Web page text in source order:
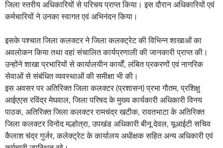
जिला स्तरीय अधिकारियों से परिचय प्राप्त किया। इस दौरान अधिकारियों एवं
कर्मचारियों ने उनका स्वागत एवं अभिनंदन किया।
इसके पश्चात जिला कलक्टर ने जिला कलक्ट्रेट की विभिन्न शाखाओं का
अवलोकन किया तथा वहां संचालित कार्यप्रणाली की जानकारी प्राप्त की।
उन्होंने शाखा प्रभारियों से कार्यालयीन कार्यों, लंबित प्रकरणों एवं नागरिक
सेवाओं से संबंधित व्यवस्थाओं की समीक्षा भी की।
इस अवसर पर अतिरिक्त जिला कलक्टर (प्रशासन) प्रभा गौतम, प्रशिक्षु
आईएएस रविंद्र मेघवाल, जिला परिषद के मुख्य कार्यकारी अधिकारी विनय
पाठक, अतिरिक्त जिला कलक्टर रामचंद्र खटीक, रावतभाटा के अतिरिक्त
जिला कलक्टर विनोद मल्होत्रा, उपखंड अधिकारी बीनू देवल, यूआईटी सचिव
कैलाश चंद्र गुर्जर, कलेक्ट्रेट के कार्यालय अधीक्षक सहित अन्य अधिकारी एवं